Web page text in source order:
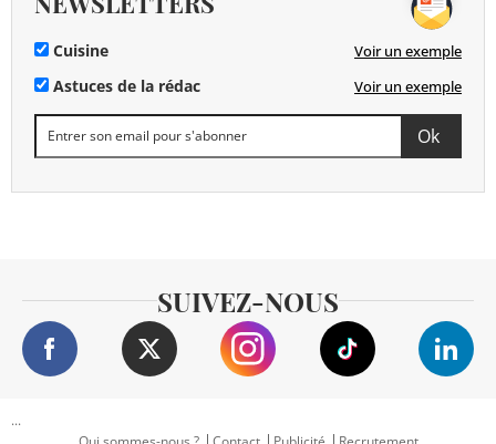
Cuisine Voir un exemple
Astuces de la rédac Voir un exemple
SUIVEZ-NOUS
...